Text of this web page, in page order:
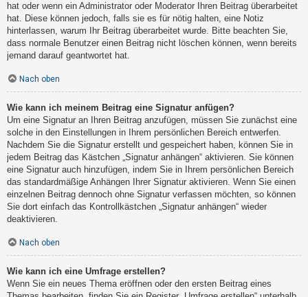
hat oder wenn ein Administrator oder Moderator Ihren Beitrag überarbeitet
hat. Diese können jedoch, falls sie es für nötig halten, eine Notiz
hinterlassen, warum Ihr Beitrag überarbeitet wurde. Bitte beachten Sie,
dass normale Benutzer einen Beitrag nicht löschen können, wenn bereits
jemand darauf geantwortet hat.
Nach oben
Wie kann ich meinem Beitrag eine Signatur anfügen?
Um eine Signatur an Ihren Beitrag anzufügen, müssen Sie zunächst eine
solche in den Einstellungen in Ihrem persönlichen Bereich entwerfen.
Nachdem Sie die Signatur erstellt und gespeichert haben, können Sie in
jedem Beitrag das Kästchen „Signatur anhängen“ aktivieren. Sie können
eine Signatur auch hinzufügen, indem Sie in Ihrem persönlichen Bereich
das standardmäßige Anhängen Ihrer Signatur aktivieren. Wenn Sie einen
einzelnen Beitrag dennoch ohne Signatur verfassen möchten, so können
Sie dort einfach das Kontrollkästchen „Signatur anhängen“ wieder
deaktivieren.
Nach oben
Wie kann ich eine Umfrage erstellen?
Wenn Sie ein neues Thema eröffnen oder den ersten Beitrag eines